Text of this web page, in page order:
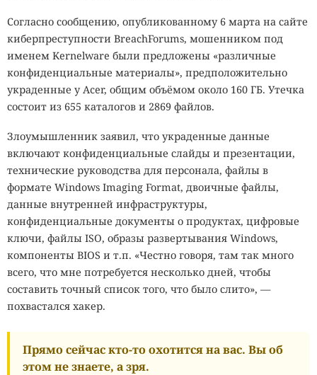
Согласно сообщению, опубликованному 6 марта на сайте
киберпреступности BreachForums, мошенником под
именем Kernelware были предложены «различные
конфиденциальные материалы», предположительно
украденные у Acer, общим объёмом около 160 ГБ. Утечка
состоит из 655 каталогов и 2869 файлов.
Злоумышленник заявил, что украденные данные
включают конфиденциальные слайды и презентации,
технические руководства для персонала, файлы в
формате Windows Imaging Format, двоичные файлы,
данные внутренней инфраструктуры,
конфиденциальные документы о продуктах, цифровые
ключи, файлы ISO, образы развертывания Windows,
компоненты BIOS и т.п. «Честно говоря, там так много
всего, что мне потребуется несколько дней, чтобы
составить точный список того, что было слито», —
похвастался хакер.
Прямо сейчас кто-то охотится на вас. Вы об
этом не знаете, а зря.